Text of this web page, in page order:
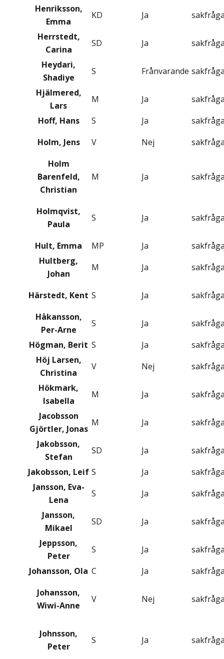
Henriksson,
Emma
KD Ja
Herrstedt,
Carina
SD Ja
Heydari,
Shadiye
S Frånvarande
Hjälmered,
Lars
M Ja
Hoff, Hans
S Ja
Holm, Jens
V Nej
Holm
Barenfeld,
Christian
M Ja
Holmqvist,
Paula
S Ja
Hult, Emma MP Ja
Hultberg,
Johan
M Ja
Härstedt, Kent S Ja
Håkansson,
Per-Arne
S Ja
Högman, Berit S Ja
Höj Larsen,
Christina
V Nej
Hökmark,
Isabella
M Ja
Jacobsson
Gjörtler, Jonas
M Ja
Jakobsson,
Stefan
SD Ja
Jakobsson, Leif S Ja
Jansson, Eva-
Lena
S Ja
Jansson,
Mikael
SD Ja
Jeppsson,
Peter
S Ja
Johansson, Ola C Ja
Johansson,
Wiwi-Anne
V Nej
Johnsson,
Peter
S Ja